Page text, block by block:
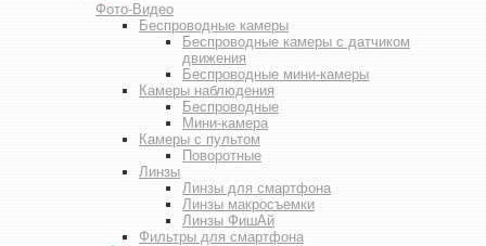
Фото-Видео
Беспроводные камеры
Беспроводные камеры с датчиком
движения
Беспроводные мини-камеры
Камеры наблюдения
Беспроводные
Мини-камера
Камеры с пультом
Поворотные
Линзы
Линзы для смартфона
Линзы макросъемки
Линзы ФишАй
Фильтры для смартфона